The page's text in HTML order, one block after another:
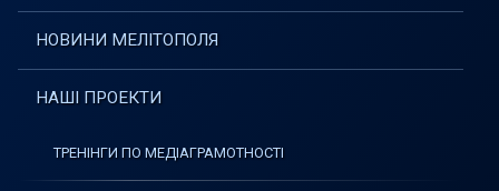
НОВИНИ МЕЛІТОПОЛЯ
НАШІ ПРОЕКТИ
ТРЕНІНГИ ПО МЕДІАГРАМОТНОСТІ